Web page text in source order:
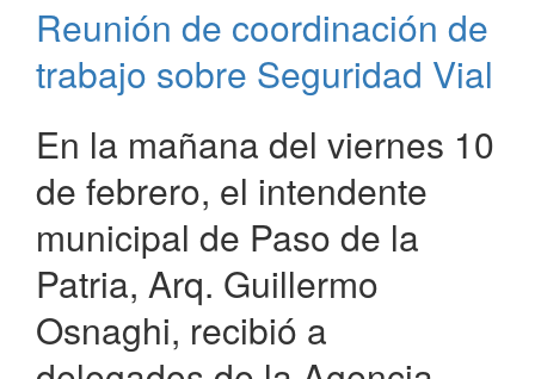
de
la
Patria
propone
“conductor
designado,
siempre”
Reunión de coordinación de
trabajo sobre Seguridad Vial
En la mañana del viernes 10
de febrero, el intendente
municipal de Paso de la
Patria, Arq. Guillermo
Osnaghi, recibió a